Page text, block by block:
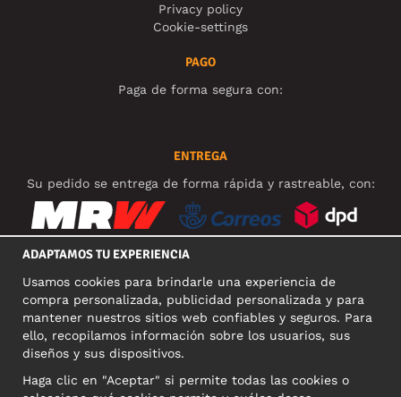
Privacy policy
Cookie-settings
PAGO
Paga de forma segura con:
ENTREGA
Su pedido se entrega de forma rápida y rastreable, con:
REDES SOCIALES
DIRECCIÓN COMERCIAL
Motley Denim Europe OÜ
ADAPTAMOS TU EXPERIENCIA
Usamos cookies para brindarle una experiencia de
compra personalizada, publicidad personalizada y para
mantener nuestros sitios web confiables y seguros. Para
ello, recopilamos información sobre los usuarios, sus
diseños y sus dispositivos.
Haga clic en "Aceptar" si permite todas las cookies o